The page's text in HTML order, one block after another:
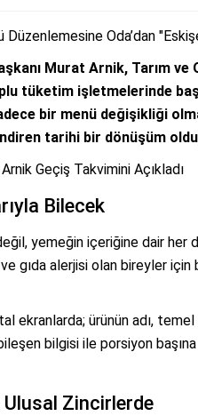
Düzenlemesine Oda’dan
Murat Arnik, Tarım ve
tüketim işletmelerinde
bir menü değişikliği
tarihi bir dönüşüm
Geçiş Takvimini Açıkladı
Bilecek
yemeğin içeriğine dair her
alerjisi olan bireyler için
ekranlarda; ürünün adı,
bilgisi ile porsiyon
Ulusal Zincirlerde